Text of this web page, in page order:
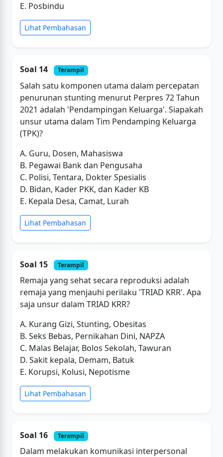
E. Posbindu
Lihat Pembahasan
Soal 14 Terampil
Salah satu komponen utama dalam percepatan
penurunan stunting menurut Perpres 72 Tahun
2021 adalah 'Pendampingan Keluarga'. Siapakah
unsur utama dalam Tim Pendamping Keluarga
(TPK)?
A. Guru, Dosen, Mahasiswa
B. Pegawai Bank dan Pengusaha
C. Polisi, Tentara, Dokter Spesialis
D. Bidan, Kader PKK, dan Kader KB
E. Kepala Desa, Camat, Lurah
Lihat Pembahasan
Soal 15 Terampil
Remaja yang sehat secara reproduksi adalah
remaja yang menjauhi perilaku 'TRIAD KRR'. Apa
saja unsur dalam TRIAD KRR?
A. Kurang Gizi, Stunting, Obesitas
B. Seks Bebas, Pernikahan Dini, NAPZA
C. Malas Belajar, Bolos Sekolah, Tawuran
D. Sakit kepala, Demam, Batuk
E. Korupsi, Kolusi, Nepotisme
Lihat Pembahasan
Soal 16 Terampil
Dalam melakukan komunikasi interpersonal